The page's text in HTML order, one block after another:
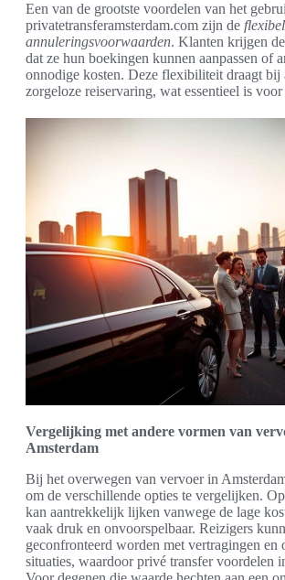
Een van de grootste voordelen van het
privatetransferamsterdam.com zijn de
annuleringsvoorwaarden. Klanten krijgen
dat ze hun boekingen kunnen aanpassen of
onnodige kosten. Deze flexibiliteit draagt bij
zorgeloze reiservaring, wat essentieel is
Vergelijking met andere vormen van
Amsterdam
Bij het overwegen van vervoer in
om de verschillende opties te vergelijken.
kan aantrekkelijk lijken vanwege de lage
vaak druk en onvoorspelbaar. Reizigers
geconfronteerd worden met vertragingen en
situaties, waardoor privé transfer voordelen